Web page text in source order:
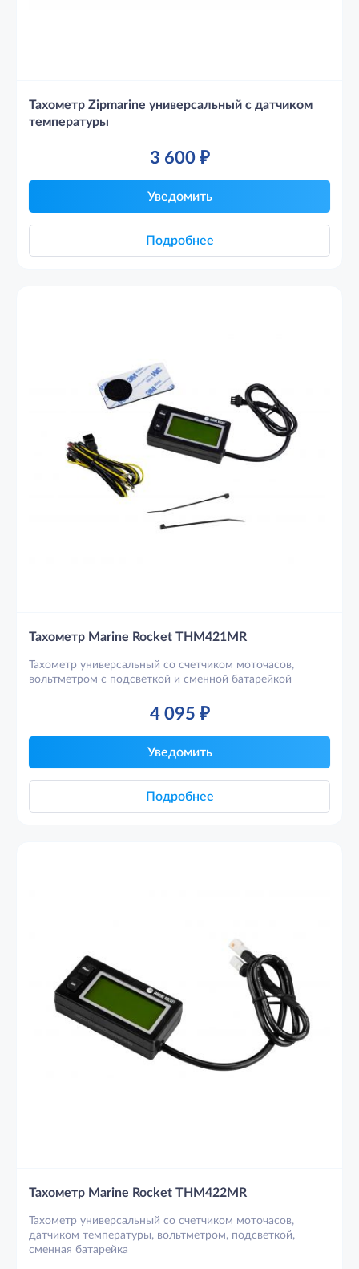
Тахометр Zipmarine универсальный с датчиком
температуры
3 600₽
Уведомить
Подробнее
Тахометр Marine Rocket THM421MR
Тахометр универсальный со счетчиком моточасов,
вольтметром с подсветкой и сменной батарейкой
4 095 ₽
Уведомить
Подробнее
Тахометр Marine Rocket THM422MR
Тахометр универсальный со счетчиком моточасов,
датчиком температуры, вольтметром, подсветкой,
сменная батарейка